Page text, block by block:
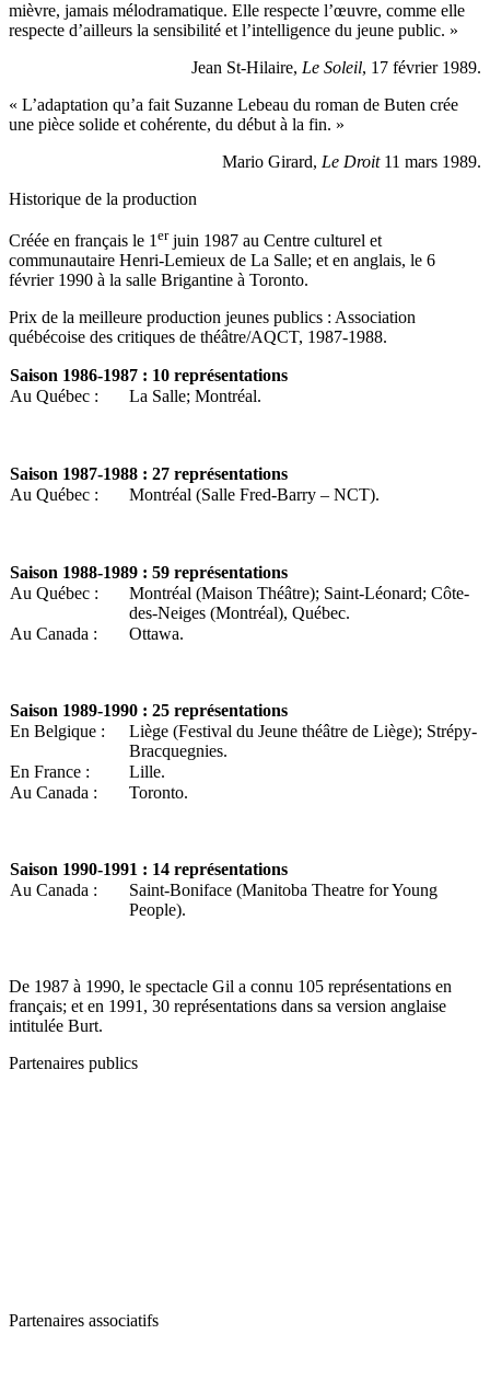
mièvre, jamais mélodramatique. Elle respecte l’œuvre, comme elle
respecte d’ailleurs la sensibilité et l’intelligence du jeune public. »
Jean St-Hilaire, Le Soleil, 17 février 1989.
« L’adaptation qu’a fait Suzanne Lebeau du roman de Buten crée
une pièce solide et cohérente, du début à la fin. »
Mario Girard, Le Droit11 mars 1989.
Historique de la production
Créée en français le 1 erjuin 1987 au Centre culturel et
communautaire Henri-Lemieux de La Salle; et en anglais, le 6
février 1990 à la salle Brigantine à Toronto.
Prix de la meilleure production jeunes publics : Association
québécoise des critiques de théâtre/AQCT, 1987-1988.
Saison 1986-1987 : 10 représentations
Au Québec :
La Salle; Montréal.
Saison 1987-1988 : 27 représentations
Au Québec :
Montréal (Salle Fred-Barry – NCT).
Saison 1988-1989 : 59 représentations
Au Québec :
Montréal (Maison Théâtre); Saint-Léonard; Côte-
des-Neiges (Montréal), Québec.
Au Canada :
Ottawa.
Saison 1989-1990 : 25 représentations
En Belgique :
Liège (Festival du Jeune théâtre de Liège); Strépy-
Bracquegnies.
En France :
Lille.
Au Canada :
Toronto.
Saison 1990-1991 : 14 représentations
Au Canada :
Saint-Boniface (Manitoba Theatre for Young
People).
De 1987 à 1990, le spectacle Gil a connu 105 représentations en
français; et en 1991, 30 représentations dans sa version anglaise
intitulée Burt.
Partenaires publics
Partenaires associatifs